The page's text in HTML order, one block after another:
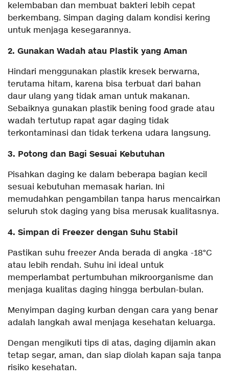
kelembaban dan membuat bakteri lebih cepat
berkembang. Simpan daging dalam kondisi kering
untuk menjaga kesegarannya.
2. Gunakan Wadah atau Plastik yang Aman
Hindari menggunakan plastik kresek berwarna,
terutama hitam, karena bisa terbuat dari bahan
daur ulang yang tidak aman untuk makanan.
Sebaiknya gunakan plastik bening food grade atau
wadah tertutup rapat agar daging tidak
terkontaminasi dan tidak terkena udara langsung.
3. Potong dan Bagi Sesuai Kebutuhan
Pisahkan daging ke dalam beberapa bagian kecil
sesuai kebutuhan memasak harian. Ini
memudahkan pengambilan tanpa harus mencairkan
seluruh stok daging yang bisa merusak kualitasnya.
4. Simpan di Freezer dengan Suhu Stabil
Pastikan suhu freezer Anda berada di angka -18°C
atau lebih rendah. Suhu ini ideal untuk
memperlambat pertumbuhan mikroorganisme dan
menjaga kualitas daging hingga berbulan-bulan.
Menyimpan daging kurban dengan cara yang benar
adalah langkah awal menjaga kesehatan keluarga.
Dengan mengikuti tips di atas, daging dijamin akan
tetap segar, aman, dan siap diolah kapan saja tanpa
risiko kesehatan.